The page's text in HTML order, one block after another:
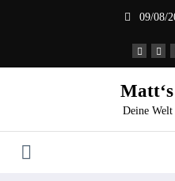
09/08/
Deine Welt